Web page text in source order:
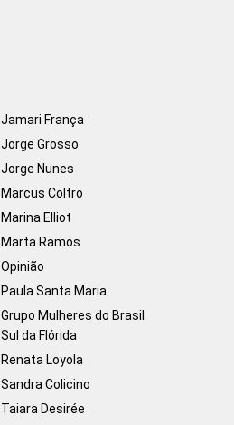
Jamari França
Jorge Grosso
Jorge Nunes
Marcus Coltro
Marina Elliot
Marta Ramos
Opinião
Paula Santa Maria
Grupo Mulheres do Brasil
Sul da Flórida
Renata Loyola
Sandra Colicino
Taiara Desirée